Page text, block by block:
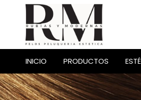
INICIO PRODUCTOS